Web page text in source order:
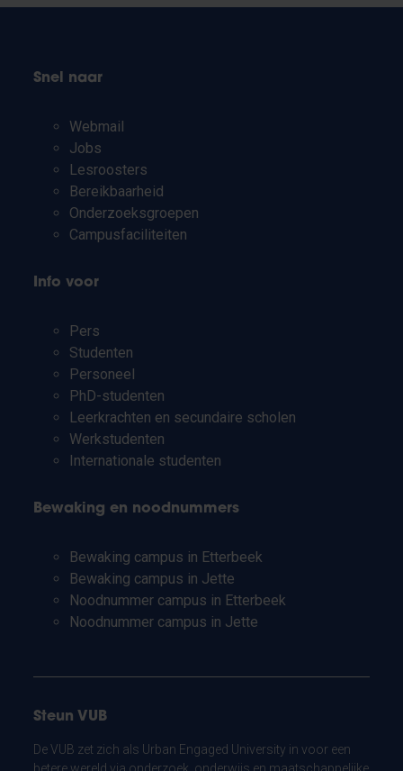
Snel naar
Webmail
Jobs
Lesroosters
Bereikbaarheid
Onderzoeksgroepen
Campusfaciliteiten
Info voor
Pers
Studenten
Personeel
PhD-studenten
Leerkrachten en secundaire scholen
Werkstudenten
Internationale studenten
Bewaking en noodnummers
Bewaking campus in Etterbeek
Bewaking campus in Jette
Noodnummer campus in Etterbeek
Noodnummer campus in Jette
Steun VUB
De VUB zet zich als Urban Engaged University in voor een
betere wereld via onderzoek, onderwijs en maatschappelijke